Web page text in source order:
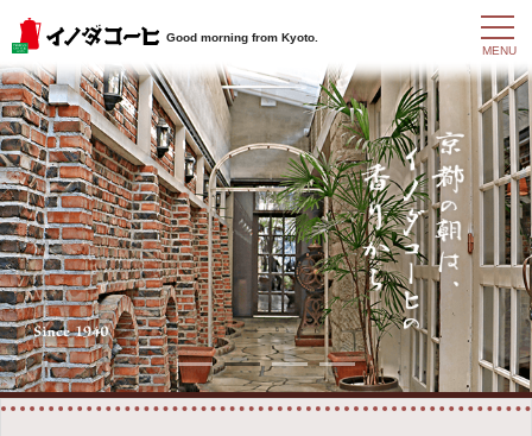
Good morning from Kyoto.
t
o
g
g
l
e
n
a
v
g
a
t
i
o
n
MENU